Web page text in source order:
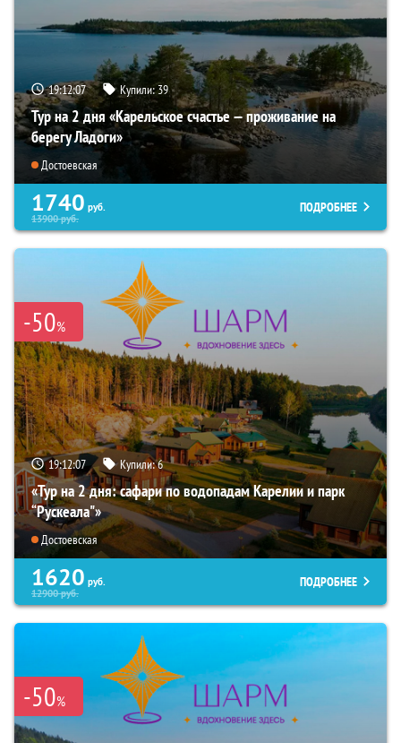
19:12:06 Купили:39
Тур на 2 дня «Карельское счастье — проживание на
берегу Ладоги»
Достоевская
1740 руб.
13900руб.
ПОДРОБНЕЕ
-50%
19:12:06 Купили:6
«Тур на 2 дня: сафари по водопадам Карелии и парк
“Рускеала"»
Достоевская
1620 руб.
12900руб.
ПОДРОБНЕЕ
-50%